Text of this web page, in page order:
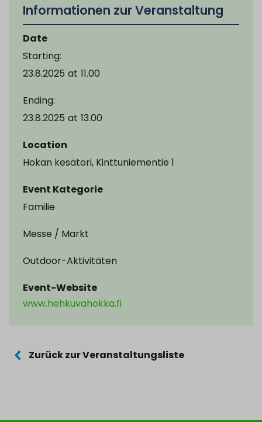
Informationen zur Veranstaltung
Date
Starting:
23.8.2025 at 11.00
Ending:
23.8.2025 at 13.00
Location
Hokan kesätori, Kinttuniementie 1
Event Kategorie
Familie
Messe / Markt
Outdoor-Aktivitäten
Event-Website
www.hehkuvahokka.fi
Zurück zur Veranstaltungsliste